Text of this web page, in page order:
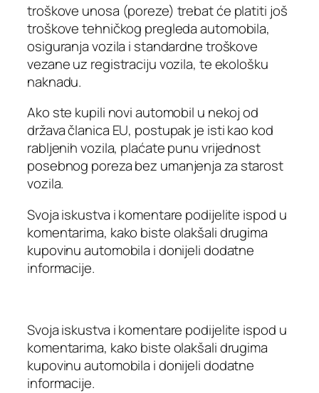
troškove unosa (poreze) trebat će platiti još
troškove tehničkog pregleda automobila,
osiguranja vozila i standardne troškove
vezane uz registraciju vozila, te ekološku
naknadu.
Ako ste kupili novi automobil u nekoj od
država članica EU, postupak je isti kao kod
rabljenih vozila, plaćate punu vrijednost
posebnog poreza bez umanjenja za starost
vozila.
Svoja iskustva i komentare podijelite ispod u
komentarima, kako biste olakšali drugima
kupovinu automobila i donijeli dodatne
informacije.
Svoja iskustva i komentare podijelite ispod u
komentarima, kako biste olakšali drugima
kupovinu automobila i donijeli dodatne
informacije.